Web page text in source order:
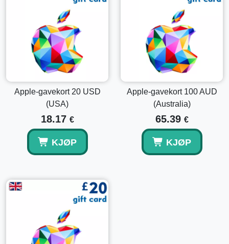
Utforsk andre beløp
Hvis du trenger en annen verdi eller ønsker å kombinere
verdier, vurder å utforske andre alternativer somApple
gavekort 20 USD (Apple-kode USA)
eller unne deg en
høyere verdi med
Apple gavekort 50 USD (Apple-kode
USA)
Gjør det smarte valget og kjøp Apple gavekort 25 USD
dag og åpne døren til et vell av digitalt innhold!
Apple-gavekort 20 USD
(USA)
18.17 €
KJØP
Apple-gavekort 100 AUD
(Australia)
65.39 €
KJØP